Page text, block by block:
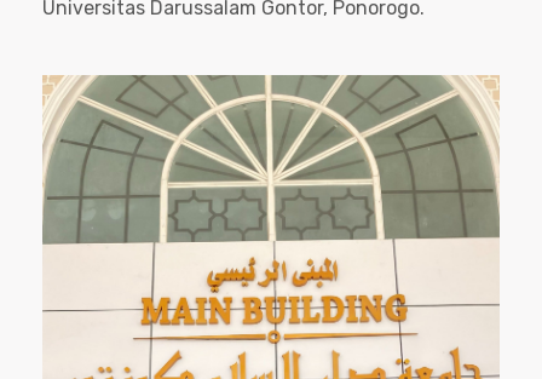
Universitas Darussalam Gontor, Ponorogo.